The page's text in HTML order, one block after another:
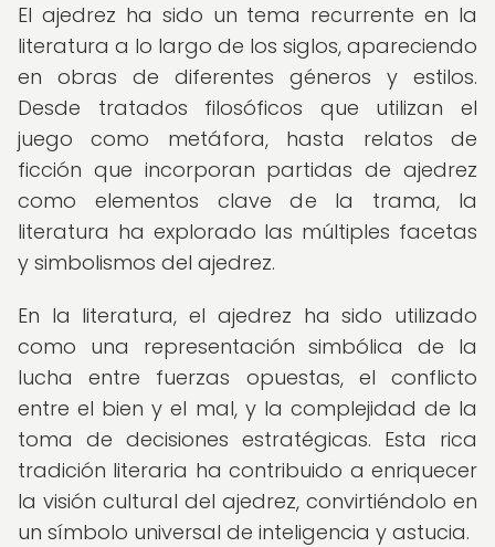
El ajedrez ha sido un tema recurrente en la
literatura a lo largo de los siglos, apareciendo
en obras de diferentes géneros y estilos.
Desde tratados filosóficos que utilizan el
juego como metáfora, hasta relatos de
ficción que incorporan partidas de ajedrez
como elementos clave de la trama, la
literatura ha explorado las múltiples facetas
y simbolismos del ajedrez.
En la literatura, el ajedrez ha sido utilizado
como una representación simbólica de la
lucha entre fuerzas opuestas, el conflicto
entre el bien y el mal, y la complejidad de la
toma de decisiones estratégicas. Esta rica
tradición literaria ha contribuido a enriquecer
la visión cultural del ajedrez, convirtiéndolo en
un símbolo universal de inteligencia y astucia.